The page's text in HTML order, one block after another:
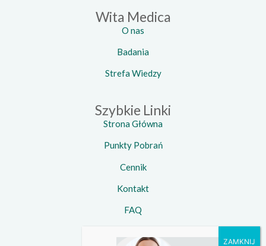
Wita Medica
O nas
Badania
Strefa Wiedzy
Szybkie Linki
Strona Główna
Punkty Pobrań
Cennik
Kontakt
FAQ